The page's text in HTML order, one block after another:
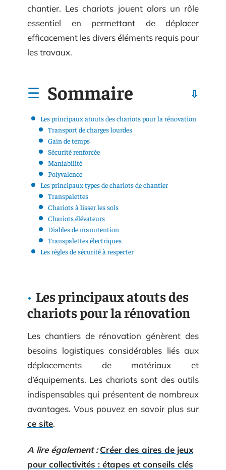
chantier. Les chariots jouent alors un rôle
essentiel en permettant de déplacer
efficacement les divers éléments requis pour
les travaux.
Sommaire
Les principaux atouts des chariots pour la rénovation
Transport de charges lourdes
Gain de temps
Sécurité renforcée
Maniabilité
Polyvalence
Les principaux types de chariots de chantier
Transpalettes
Chariots à lisser les sols
Chariots élévateurs
Diables de manutention
Transpalettes électriques
Les règles de sécurité à respecter
Les principaux atouts des
chariots pour la rénovation
Les chantiers de rénovation génèrent des
besoins logistiques considérables liés aux
déplacements de matériaux et
d’équipements. Les chariots sont des outils
indispensables qui présentent de nombreux
avantages. Vous pouvez en savoir plus sur
ce site.
A lire également : Créer des aires de jeux
pour collectivités : étapes et conseils clés